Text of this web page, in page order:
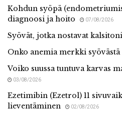
Kohdun syöpä
diagnoosi ja hoito
07/08/2026
Syövät, jotka nostavat
Onko anemia merkki
Voiko suussa tuntuva karvas
03/08/2026
Ezetimibin (Ezetrol) 11
lieventäminen
02/08/2026